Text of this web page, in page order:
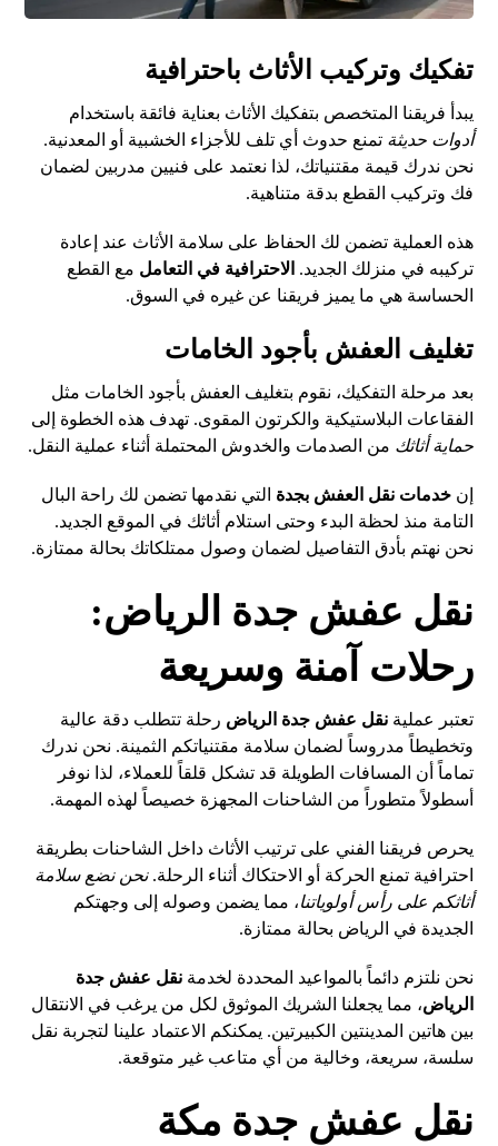
تفكيك وتركيب الأثاث باحترافية
يبدأ فريقنا المتخصص بتفكيك الأثاث بعناية فائقة باستخدام
أدوات حديثة تمنع حدوث أي تلف للأجزاء الخشبية أو المعدنية.
نحن ندرك قيمة مقتنياتك، لذا نعتمد على فنيين مدربين لضمان
فك وتركيب القطع بدقة متناهية.
هذه العملية تضمن لك الحفاظ على سلامة الأثاث عند إعادة
تركيبه في منزلك الجديد. الاحترافية في التعامل مع القطع
الحساسة هي ما يميز فريقنا عن غيره في السوق.
تغليف العفش بأجود الخامات
بعد مرحلة التفكيك، نقوم بتغليف العفش بأجود الخامات مثل
الفقاعات البلاستيكية والكرتون المقوى. تهدف هذه الخطوة إلى
حماية أثاثك من الصدمات والخدوش المحتملة أثناء عملية النقل.
إنخدمات نقل العفش بجدة التي نقدمها تضمن لك راحة البال
التامة منذ لحظة البدء وحتى استلام أثاثك في الموقع الجديد.
نحن نهتم بأدق التفاصيل لضمان وصول ممتلكاتك بحالة ممتازة.
نقل عفش جدة الرياض:
رحلات آمنة وسريعة
تعتبر عمليةنقل عفش جدة الرياض رحلة تتطلب دقة عالية
وتخطيطاً مدروساً لضمان سلامة مقتنياتكم الثمينة. نحن ندرك
تماماً أن المسافات الطويلة قد تشكل قلقاً للعملاء، لذا نوفر
أسطولاً متطوراً من الشاحنات المجهزة خصيصاً لهذه المهمة.
يحرص فريقنا الفني على ترتيب الأثاث داخل الشاحنات بطريقة
احترافية تمنع الحركة أو الاحتكاك أثناء الرحلة.نحن نضع سلامة
أثاثكم على رأس أولوياتنا، مما يضمن وصوله إلى وجهتكم
الجديدة في الرياض بحالة ممتازة.
نحن نلتزم دائماً بالمواعيد المحددة لخدمةنقل عفش جدة
الرياض، مما يجعلنا الشريك الموثوق لكل من يرغب في الانتقال
بين هاتين المدينتين الكبيرتين. يمكنكم الاعتماد علينا لتجربة نقل
سلسة، سريعة، وخالية من أي متاعب غير متوقعة.
نقل عفش جدة مكة